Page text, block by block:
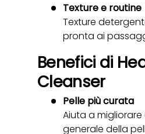
Texture e routine
Texture
pronta ai
Benefici di
Cleanser
Pelle più curata
Aiuta a
generale della